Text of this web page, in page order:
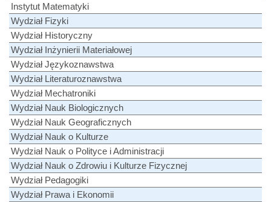
Instytut Matematyki
Wydział Fizyki
Wydział Historyczny
Wydział Inżynierii Materiałowej
Wydział Językoznawstwa
Wydział Literaturoznawstwa
Wydział Mechatroniki
Wydział Nauk Biologicznych
Wydział Nauk Geograficznych
Wydział Nauk o Kulturze
Wydział Nauk o Polityce i Administracji
Wydział Nauk o Zdrowiu i Kulturze Fizycznej
Wydział Pedagogiki
Wydział Prawa i Ekonomii